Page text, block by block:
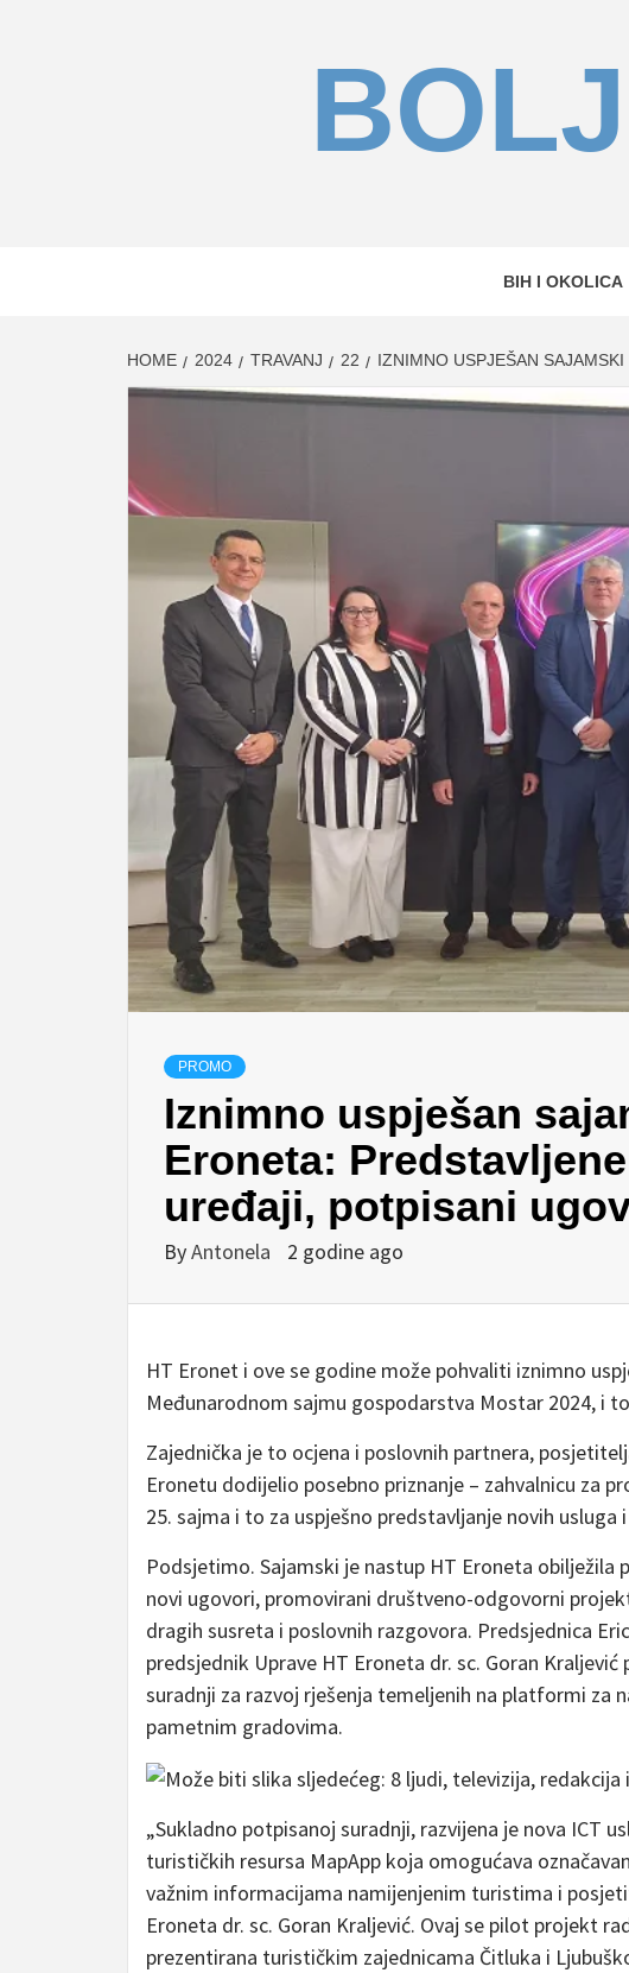
BIH I OKOLICA
HOME 2024 TRAVANJ 22 IZNIMNO USPJEŠAN
PROMO
Iznimno uspješan
Eroneta:
uređaji, potpisani
ByAntonela 2 godine ago
HT Eronet i ove se godine može pohvaliti iznimno
Međunarodnom sajmu gospodarstva Mostar 2024, i
Zajednička je to ocjena i poslovnih partnera,
Eronetu dodijelio posebno priznanje – zahvalnicu za
25. sajma i to za uspješno predstavljanje novih
Podsjetimo. Sajamski je nastup HT Eroneta obilježila
novi ugovori, promovirani društveno-odgovorni
dragih susreta i poslovnih razgovora. Predsjednica
predsjednik Uprave HT Eroneta dr. sc. Goran
suradnji za razvoj rješenja temeljenih na platformi za
pametnim gradovima.
„Sukladno potpisanoj suradnji, razvijena je nova ICT
turističkih resursa MapApp koja omogućava
važnim informacijama namijenjenim turistima i
Eroneta dr. sc. Goran Kraljević. Ovaj se pilot projekt
prezentirana turističkim zajednicama Čitluka i